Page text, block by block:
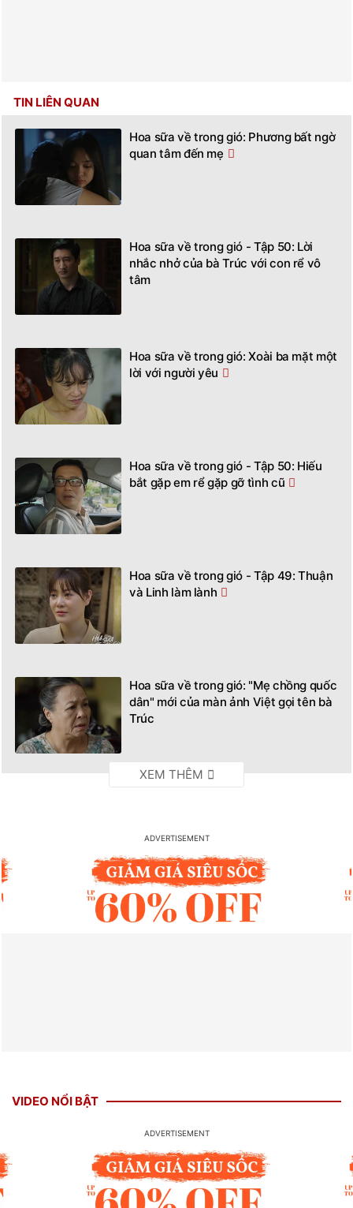
TIN LIÊN QUAN
Hoa sữa về trong gió: Phương bất ngờ
quan tâm đến mẹ
Hoa sữa về trong gió - Tập 50: Lời
nhắc nhở của bà Trúc với con rể vô
tâm
Hoa sữa về trong gió: Xoài ba mặt một
lời với người yêu
Hoa sữa về trong gió - Tập 50: Hiếu
bắt gặp em rể gặp gỡ tình cũ
Hoa sữa về trong gió - Tập 49: Thuận
và Linh làm lành
Hoa sữa về trong gió: "Mẹ chồng quốc
dân" mới của màn ảnh Việt gọi tên bà
Trúc
VIDEO NỔI BẬT